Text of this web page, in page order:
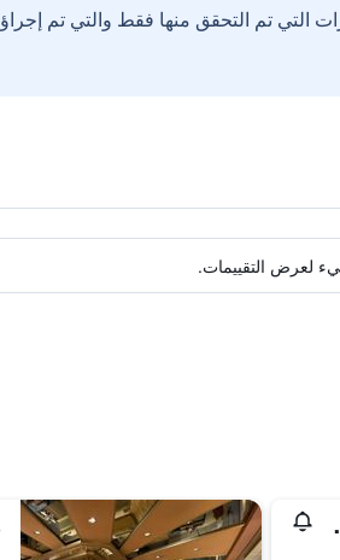
التي تم التحقق منها فقط والتي تم
لعرض التقييمات.